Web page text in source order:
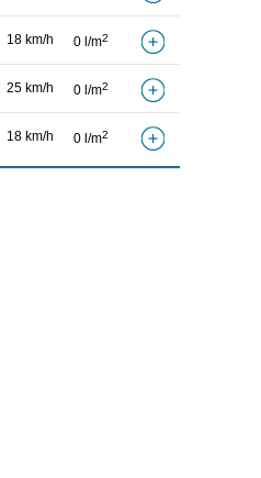
18 km/h 0 l/m2
25 km/h 0 l/m2
18 km/h 0 l/m2